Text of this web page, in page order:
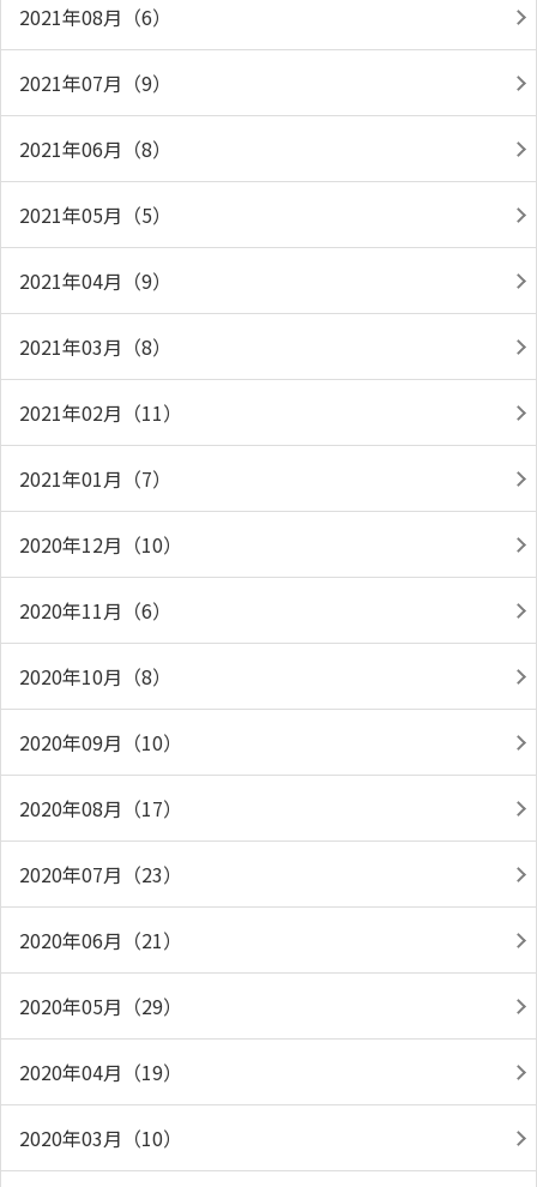
2021年08月（6）
2021年07月（9）
2021年06月（8）
2021年05月（5）
2021年04月（9）
2021年03月（8）
2021年02月（11）
2021年01月（7）
2020年12月（10）
2020年11月（6）
2020年10月（8）
2020年09月（10）
2020年08月（17）
2020年07月（23）
2020年06月（21）
2020年05月（29）
2020年04月（19）
2020年03月（10）